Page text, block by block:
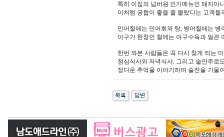
특히 이집의 넘버원 인기메뉴인 돼지아
이처럼 궁합이 좋을 줄 몰랐다는 고객
민어철에는 민어회와 탕, 병어철에는 병
아구가 한창인 철에는 아구수육과 얼큰
한번 와본 사람들은 꼭 다시 찾게 되는
점심식사와 저녁식사, 그리고 술안주로
정다운 추억을 이야기하며 술잔을 기울